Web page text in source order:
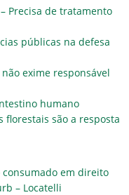
Precisa de tratamento
públicas na defesa
exime responsável
humano
florestais são a resposta
em direito
– Locatelli